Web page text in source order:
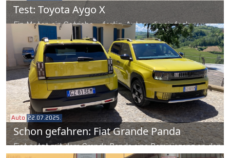
Test: Toyota Aygo X
Ein Motor, ein Getriebe – fertig. Autos, die einfach nur
Autos sein wollen, sind rar geworden. Der Toyota Aygo X
beherrscht diese Gangart perfekt. Noch.
Auto 22.07.2025.
Schon gefahren: Fiat Grande Panda
Fiat setzt mit dem Grande Panda eine Reminiszenz an den